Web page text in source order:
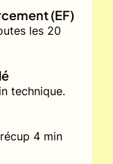
(EF)
les 20
technique.
4 min